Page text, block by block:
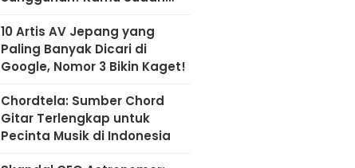
10 Artis AV Jepang yang
Paling Banyak Dicari di
Google, Nomor 3 Bikin Kaget!
Chordtela: Sumber Chord
Gitar Terlengkap untuk
Pecinta Musik di Indonesia